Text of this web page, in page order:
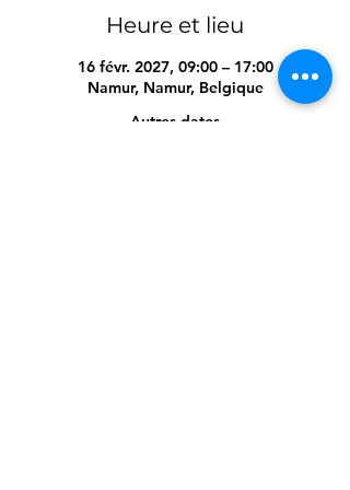
Heure et lieu
16 févr. 2027, 09:00 – 17:00
Namur, Namur, Belgique
Autres dates